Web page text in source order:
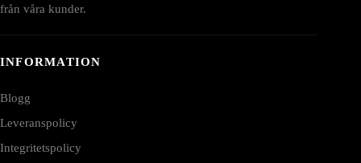
från våra kunder.
INFORMATION
Blogg
Leveranspolicy
Integritetspolicy